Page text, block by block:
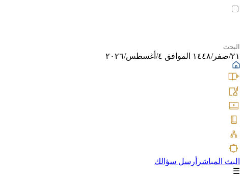
٢١/صفر/١٤٤٨ الموافق ٤/أغسطس/٢٠٢٦
البث المباشر أرسل سؤالك
☰